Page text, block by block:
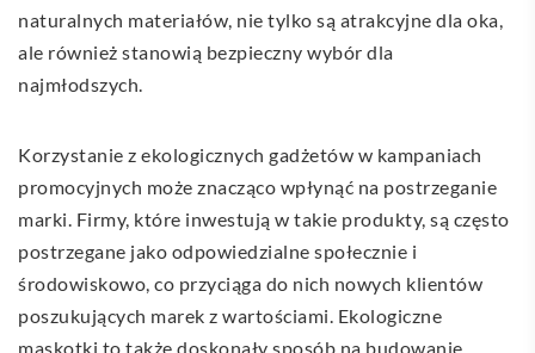
naturalnych materiałów, nie tylko są atrakcyjne dla oka,
ale również stanowią bezpieczny wybór dla
najmłodszych.
Korzystanie z ekologicznych gadżetów w kampaniach
promocyjnych może znacząco wpłynąć na postrzeganie
marki. Firmy, które inwestują w takie produkty, są często
postrzegane jako odpowiedzialne społecznie i
środowiskowo, co przyciąga do nich nowych klientów
poszukujących marek z wartościami. Ekologiczne
maskotki to także doskonały sposób na budowanie